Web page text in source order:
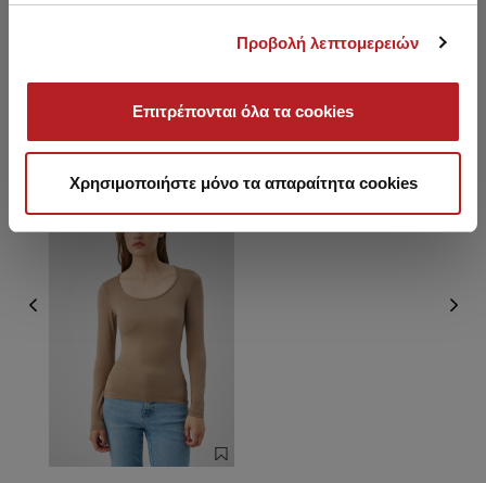
Προβολή λεπτομερειών
Επιτρέπονται όλα τα cookies
Χρησιμοποιήστε μόνο τα απαραίτητα cookies